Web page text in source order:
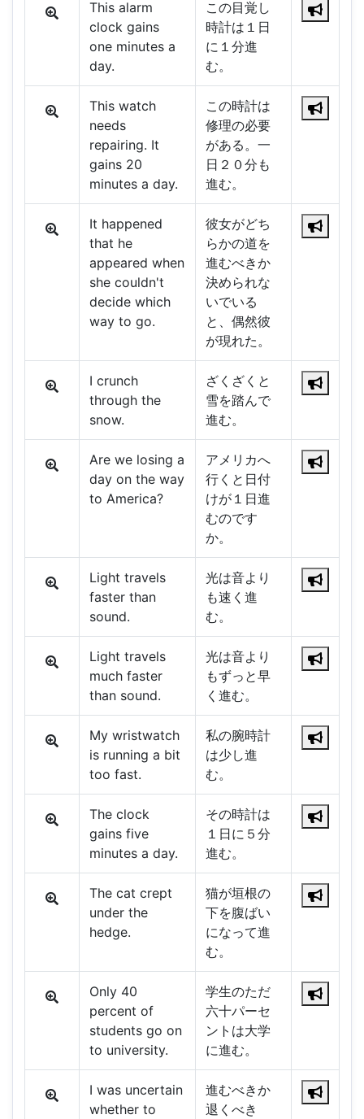
This alarm
clock gains
one minutes a
day.
この目覚し
時計は１日
に１分進
む。
This watch
needs
repairing. It
gains 20
minutes a day.
この時計は
修理の必要
がある。一
日２０分も
進む。
It happened
that he
appeared when
she couldn't
decide which
way to go.
彼女がどち
らかの道を
進むべきか
決められな
いでいる
と、偶然彼
が現れた。
I crunch
through the
snow.
ざくざくと
雪を踏んで
進む。
Are we losing a
day on the way
to America?
アメリカへ
行くと日付
けが１日進
むのです
か。
Light travels
faster than
sound.
光は音より
も速く進
む。
Light travels
much faster
than sound.
光は音より
もずっと早
く進む。
My wristwatch
is running a bit
too fast.
私の腕時計
は少し進
む。
The clock
gains five
minutes a day.
その時計は
１日に５分
進む。
The cat crept
under the
hedge.
猫が垣根の
下を腹ばい
になって進
む。
Only 40
percent of
students go on
to university.
学生のただ
六十パーセ
ントは大学
に進む。
I was uncertain
whether to
進むべきか
退くべき